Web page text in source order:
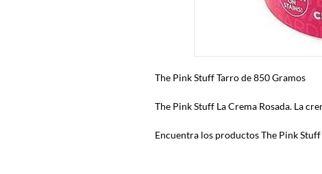
The Pink Stuff Tarro de 850 Gramos
The Pink Stuff La Crema Rosada. La
Encuentra los productos The Pink